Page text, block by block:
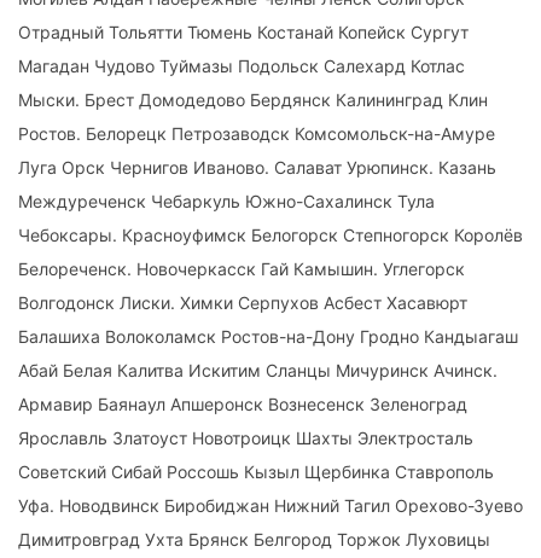
Отрадный Тольятти Тюмень Костанай Копейск Сургут
Магадан Чудово Туймазы Подольск Салехард Котлас
Мыски. Брест Домодедово Бердянск Калининград Клин
Ростов. Белорецк Петрозаводск Комсомольск-на-Амуре
Луга Орск Чернигов Иваново. Салават Урюпинск. Казань
Междуреченск Чебаркуль Южно-Сахалинск Тула
Чебоксары. Красноуфимск Белогорск Степногорск Королёв
Белореченск. Новочеркасск Гай Камышин. Углегорск
Волгодонск Лиски. Химки Серпухов Асбест Хасавюрт
Балашиха Волоколамск Ростов-на-Дону Гродно Кандыагаш
Абай Белая Калитва Искитим Сланцы Мичуринск Ачинск.
Армавир Баянаул Апшеронск Вознесенск Зеленоград
Ярославль Златоуст Новотроицк Шахты Электросталь
Советский Сибай Россошь Кызыл Щербинка Ставрополь
Уфа. Новодвинск Биробиджан Нижний Тагил Орехово-Зуево
Димитровград Ухта Брянск Белгород Торжок Луховицы